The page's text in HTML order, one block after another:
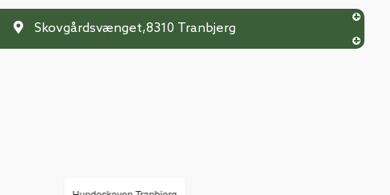
Skovgårdsvænget,8310 Tranbjerg